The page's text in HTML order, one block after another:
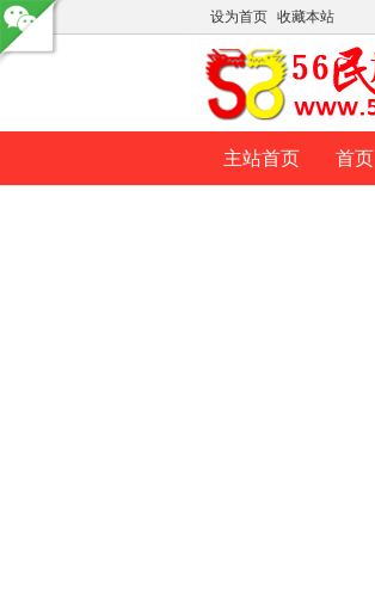
设为首页 收藏本站
主站首页 首页